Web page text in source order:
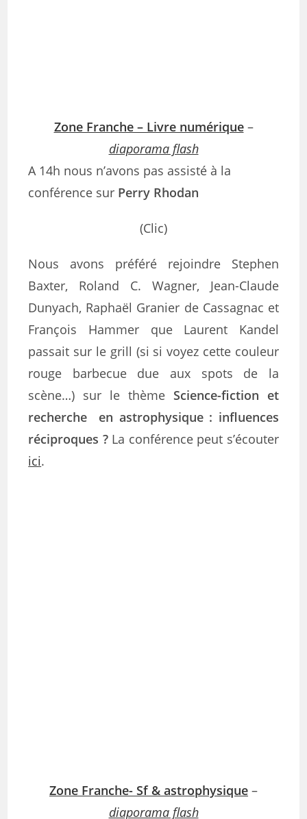
Zone Franche – Livre numérique–
diaporama flash
A 14h nous n’avons pas assisté à la
conférence sur Perry Rhodan
(Clic)
Nous avons préféré rejoindre Stephen
Baxter, Roland C. Wagner, Jean-Claude
Dunyach, Raphaël Granier de Cassagnac et
François Hammer que Laurent Kandel
passait sur le grill (si si voyez cette couleur
rouge barbecue due aux spots de la
scène…) sur le thème Science-fiction et
recherche en astrophysique : influences
réciproques ? La conférence peut s’écouter
ici.
Zone Franche- Sf & astrophysique –
diaporama flash